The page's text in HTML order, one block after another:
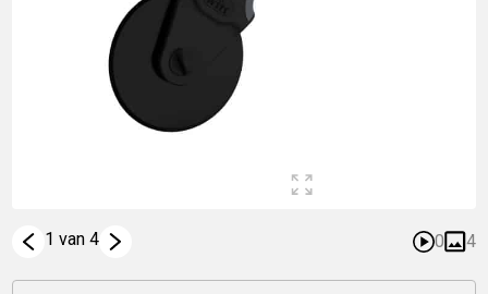
1 van 4 0 4